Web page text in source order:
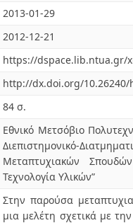
2013-01-29
2012-12-21
https://dspace.lib.ntua.gr/
http://dx.doi.org/10.26240/
84 σ.
Εθνικό Μετσόβιο
Διεπιστημονικό-
Μεταπτυχιακών
Τεχνολογία Υλικών”
Στην παρούσα
μια μελέτη σχετικά με